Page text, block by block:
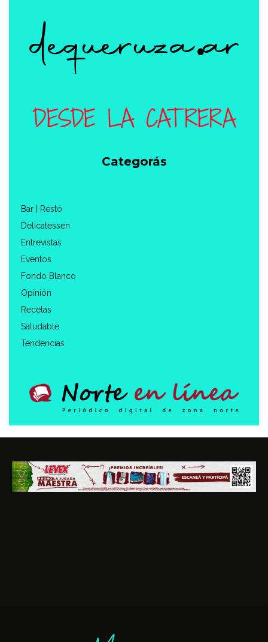
Categorás
Bar | Restó
Delicatessen
Entrevistas
Eventos
Fondo Blanco
Opinión
Recetas
Saludable
Tendencias